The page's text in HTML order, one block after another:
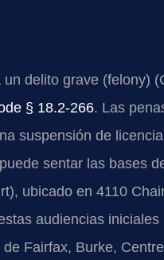
delito grave (felony)
§ 18.2-266. Las
suspensión de
sentar las bases
ubicado en 4110
audiencias
Fairfax, Burke,